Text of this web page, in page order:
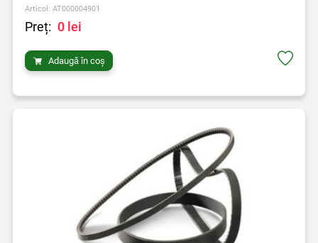
Articol: AT000004901
Preț: 0 lei
Adaugă în coș